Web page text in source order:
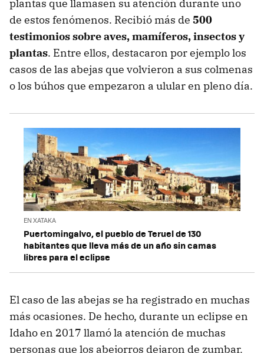
plantas que llamasen su atención durante uno
de estos fenómenos. Recibió más de 500
testimonios sobre aves, mamíferos, insectos y
plantas. Entre ellos, destacaron por ejemplo los
casos de las abejas que volvieron a sus colmenas
o los búhos que empezaron a ulular en pleno día.
EN XATAKA
Puertomingalvo, el pueblo de Teruel de 130
habitantes que lleva más de un año sin camas
libres para el eclipse
El caso de las abejas se ha registrado en muchas
más ocasiones. De hecho, durante un eclipse en
Idaho en 2017 llamó la atención de muchas
personas que los abejorros dejaron de zumbar.